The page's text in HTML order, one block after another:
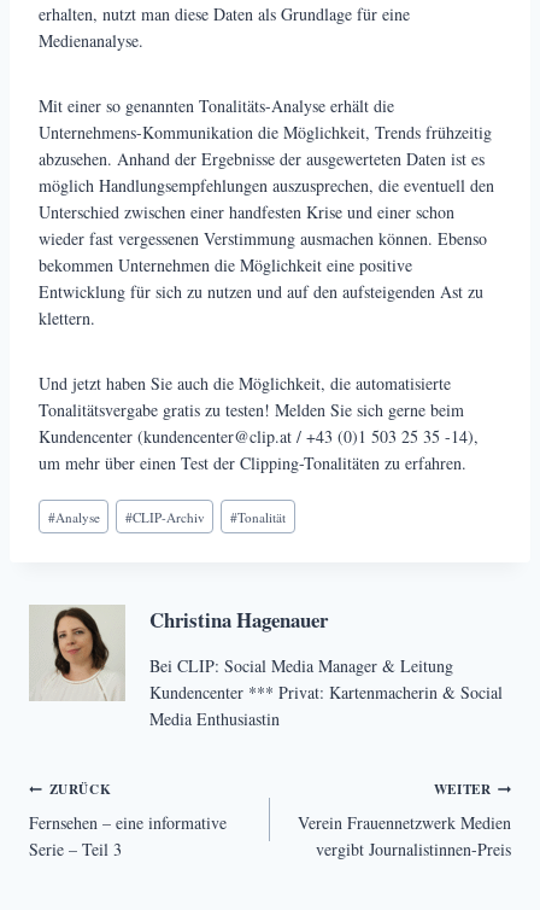
erhalten, nutzt man diese Daten als Grundlage für eine
Medienanalyse.
Mit einer so genannten Tonalitäts-Analyse erhält die
Unternehmens-Kommunikation die Möglichkeit, Trends frühzeitig
abzusehen. Anhand der Ergebnisse der ausgewerteten Daten ist es
möglich Handlungsempfehlungen auszusprechen, die eventuell den
Unterschied zwischen einer handfesten Krise und einer schon
wieder fast vergessenen Verstimmung ausmachen können. Ebenso
bekommen Unternehmen die Möglichkeit eine positive
Entwicklung für sich zu nutzen und auf den aufsteigenden Ast zu
klettern.
Und jetzt haben Sie auch die Möglichkeit, die automatisierte
Tonalitätsvergabe gratis zu testen! Melden Sie sich gerne beim
Kundencenter (kundencenter@clip.at / +43 (0)1 503 25 35 -14),
um mehr über einen Test der Clipping-Tonalitäten zu erfahren.
Schlagworte:
#Analyse #CLIP-Archiv #Tonalität
Christina Hagenauer
Bei CLIP: Social Media Manager & Leitung
Kundencenter *** Privat: Kartenmacherin & Social
Media Enthusiastin
Beitragsnavigation
ZURÜCK
Fernsehen – eine informative
Serie – Teil 3
WEITER
Verein Frauennetzwerk Medien
vergibt Journalistinnen-Preis